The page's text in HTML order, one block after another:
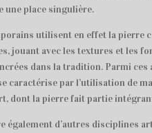
une place singulière.
utilisent en effet la pierre
jouant avec les textures et les
dans la tradition. Parmi
caractérise par l’utilisation de
dont la pierre fait partie
également d’autres disciplines